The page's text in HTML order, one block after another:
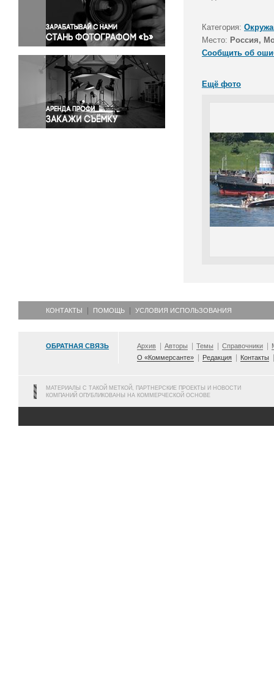
Правосудие
Происшествия и конфликты
Религия
Светская жизнь
Спорт
Экология
Экономика и бизнес
Категория:
Место: Россия,
Сообщить об
Ещё фото
КОНТАКТЫ ПОМОЩЬ УСЛОВИЯ ИСПОЛЬЗОВАНИЯ
ОБРАТНАЯ СВЯЗЬ Архив Авторы Темы Справочники
О «Коммерсанте»
Редакция Контакты
МАТЕРИАЛЫ С ТАКОЙ МЕТКОЙ, ПАРТНЕРСКИЕ ПРОЕКТЫ И НОВОСТИ
КОМПАНИЙ ОПУБЛИКОВАНЫ НА КОММЕРЧЕСКОЙ ОСНОВЕ